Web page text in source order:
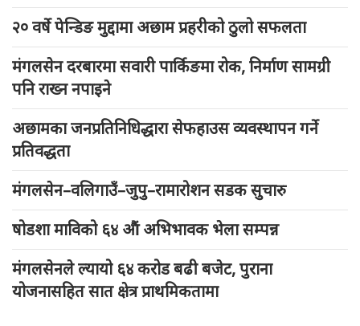
२० वर्षे पेन्डिङ मुद्दामा अछाम प्रहरीको ठुलो सफलता
मंगलसेन दरबारमा सवारी पार्किङमा रोक, निर्माण सामग्री
पनि राख्न नपाइने
अछामका जनप्रतिनिधिद्धारा सेफहाउस व्यवस्थापन गर्ने
प्रतिवद्धता
मंगलसेन–वलिगाउँ–जुपु–रामारोशन सडक सुचारु
षोडशा माविको ६४ औं अभिभावक भेला सम्पन्न
मंगलसेनले ल्यायो ६४ करोड बढी बजेट, पुराना
योजनासहित सात क्षेत्र प्राथमिकतामा